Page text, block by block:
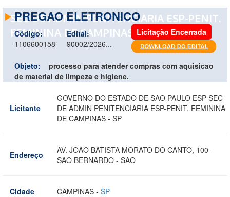
SEC DE ADMIN PENITENCIARIA ESP-PENIT.
FEMININA DE CAMPINAS - SP
PREGAO ELETRONICO
Código:
1106600158
Edital:
90002/2026...
Licitação Encerrada
Objeto:
processo para atender compras com aquisicao
de material de limpeza e higiene.
Licitante
GOVERNO DO ESTADO DE SAO PAULO ESP-SEC
DE ADMIN PENITENCIARIA ESP-PENIT. FEMININA
DE CAMPINAS - SP
Endereço
AV. JOAO BATISTA MORATO DO CANTO, 100 -
SAO BERNARDO - SAO
Cidade CAMPINAS - SP